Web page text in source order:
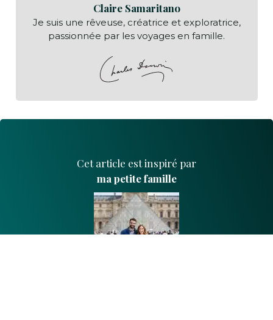
Claire Samaritano
Je suis une rêveuse, créatrice et exploratrice,
passionnée par les voyages en famille.
Cet article est inspiré par
ma petite famille